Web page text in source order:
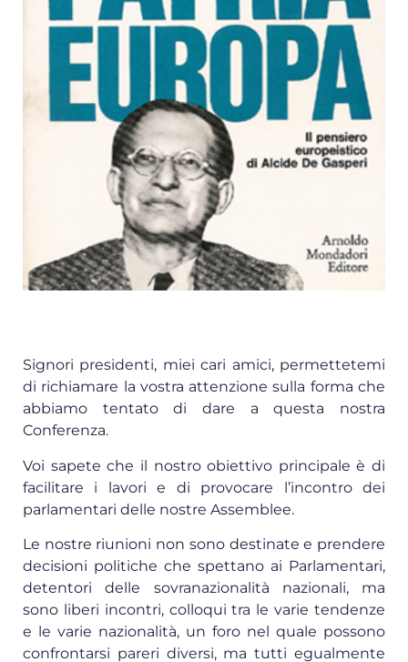
Signori presidenti, miei cari amici, permettetemi
di richiamare la vostra attenzione sulla forma che
abbiamo tentato di dare a questa nostra
Conferenza.
Voi sapete che il nostro obiettivo principale è di
facilitare i lavori e di provocare l’incontro dei
parlamentari delle nostre Assemblee.
Le nostre riunioni non sono destinate e prendere
decisioni politiche che spettano ai Parlamentari,
detentori delle sovranazionalità nazionali, ma
sono liberi incontri, colloqui tra le varie tendenze
e le varie nazio­nalità, un foro nel quale possono
confrontarsi pareri diversi, ma tutti egualmente